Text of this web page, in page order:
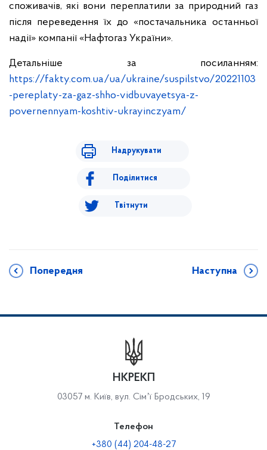
споживачів, які вони переплатили за природний газ
після переведення їх до «постачальника останньої
надії» компанії «Нафтогаз України».
Детальніше за посиланням:
https://fakty.com.ua/ua/ukraine/suspilstvo/20221103
-pereplaty-za-gaz-shho-vidbuvayetsya-z-
povernennyam-koshtiv-ukrayinczyam/
Надрукувати
Поділитися
Твітнути
Попередня Наступна
НКРЕКП
03057 м. Київ, вул. Сімʼї Бродських, 19
Телефон
+380 (44) 204-48-27